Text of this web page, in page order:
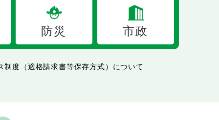
防災 市政
制度（適格請求書等保存方式）について